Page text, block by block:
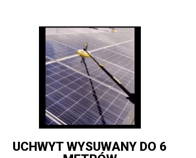
UCHWYT WYSUWANY DO 6